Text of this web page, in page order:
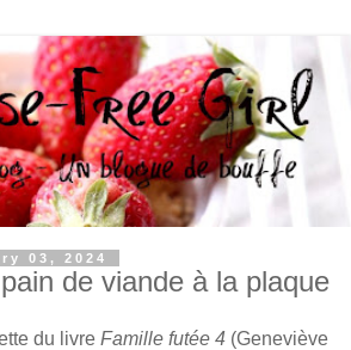
03, 2024
de viande à la plaque
du livre Famille futée 4 (Geneviève